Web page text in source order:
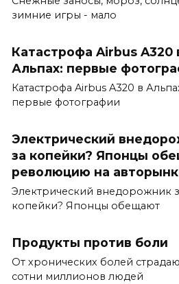
зимние игры - мало
Катастрофа Airbus A320
Альпах: первые
Катастрофа Airbus A320 в
первые фотографии
Электрический
за копейки? Японцы
революцию на
Электрический внедорожник
копейки? Японцы обещают
Продукты против боли
От хронических болей
сотни миллионов людей